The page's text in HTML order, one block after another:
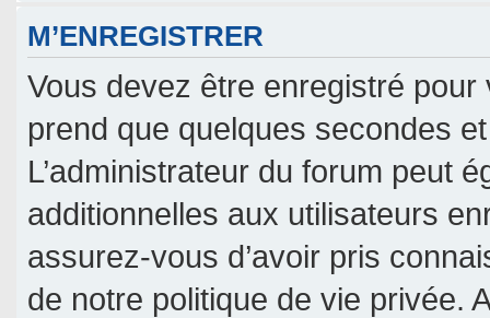
M’ENREGISTRER
Vous devez être enregistré pour
prend que quelques secondes
L’administrateur du forum peut
additionnelles aux utilisateurs
assurez-vous d’avoir pris
de notre politique de vie privée.